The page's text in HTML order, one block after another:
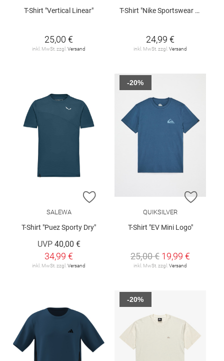
T-Shirt "Vertical Linear"
25,00 €
inkl. MwSt. zzgl.Versand
T-Shirt "Nike Sportswear Club"
24,99 €
inkl. MwSt. zzgl.Versand
ZUR WUNSCHLISTE HINZUFÜGEN
SALEWA
T-Shirt "Puez Sporty Dry"
UVP 40,00 €
34,99 €
inkl. MwSt. zzgl.Versand
ZUR
QUIKSILVER
T-Shirt "EV Mini Logo"
25,00 € 19,99 €
inkl. MwSt. zzgl.Versand
-20%
-20%